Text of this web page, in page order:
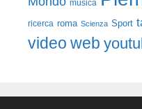
musica
ricerca roma Scienza Sport
video web